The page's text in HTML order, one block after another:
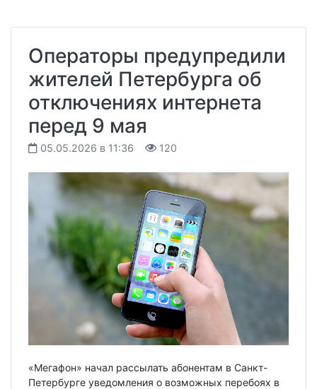
Операторы предупредили
жителей Петербурга об
отключениях интернета
перед 9 мая
05.05.2026 в 11:36 120
«Мегафон» начал рассылать абонентам в Санкт-
Петербурге уведомления о возможных перебоях в